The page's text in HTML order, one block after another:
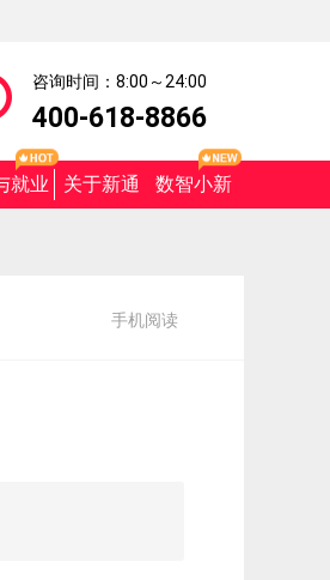
咨询时间：8:00～24:00
400-618-8866
就业 关于新通 数智小新
手机阅读